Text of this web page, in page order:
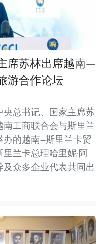
席苏林出席越南—
游合作论坛
央总书记、国家主席苏
工商联合会与斯里兰
的越南—斯里兰卡贸
兰卡总理哈里妮·阿
众多企业代表共同出